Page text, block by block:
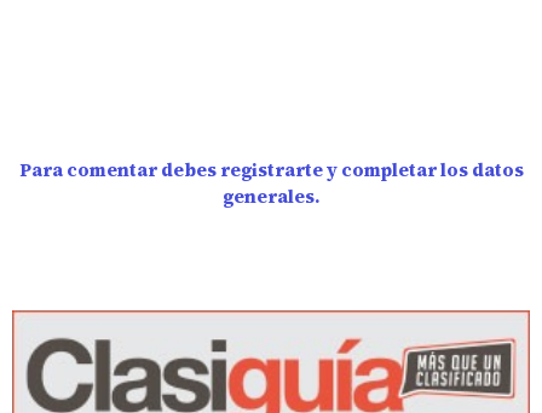
Para comentar debes registrarte y completar los datos
generales.